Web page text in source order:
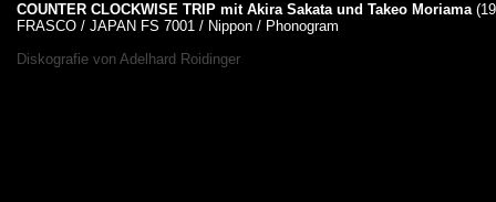
COUNTER CLOCKWISE TRIP mit Akira Sakata und Takeo Moriama
FRASCO / JAPAN FS 7001 / Nippon / Phonogram
Diskografie von Adelhard Roidinger